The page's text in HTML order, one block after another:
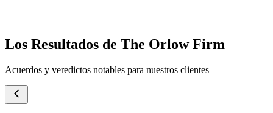
Los Resultados de The Orlow Firm
Acuerdos y veredictos notables para nuestros clientes